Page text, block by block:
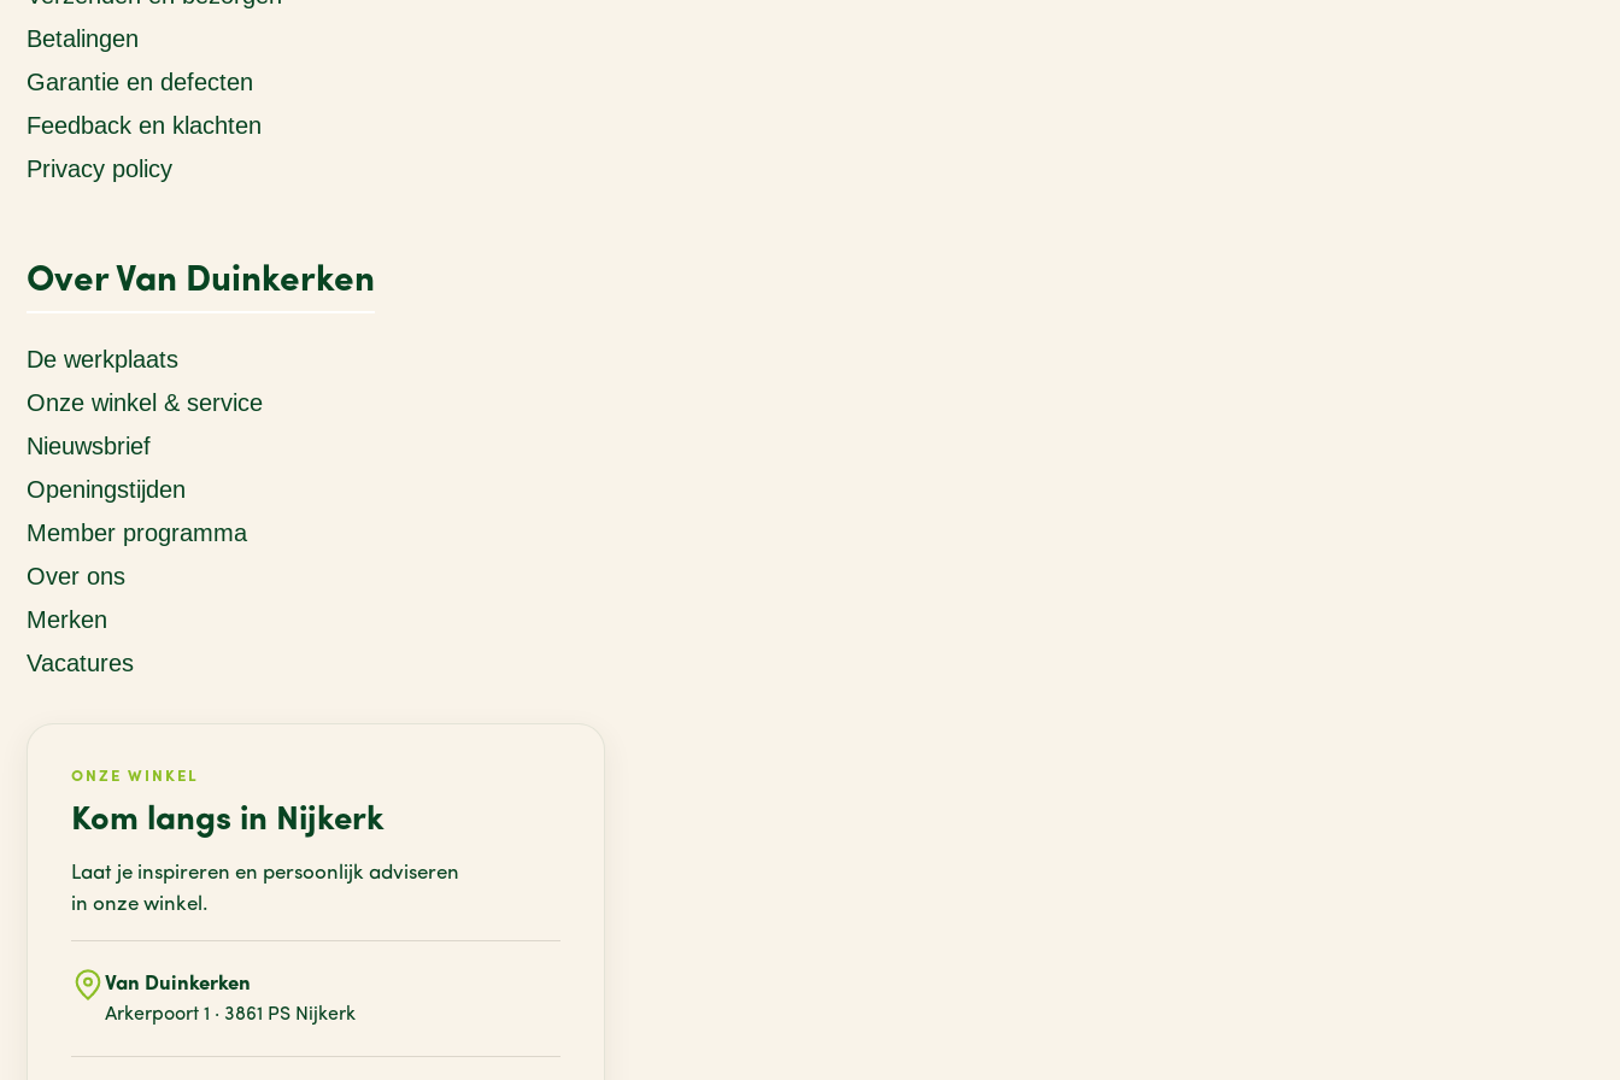
Betalingen
Garantie en defecten
Feedback en klachten
Privacy policy
Over Van Duinkerken
De werkplaats
Onze winkel & service
Nieuwsbrief
Openingstijden
Member programma
Over ons
Merken
Vacatures
ONZE WINKEL
Kom langs in Nijkerk
Laat je inspireren en persoonlijk adviseren
in onze winkel.
Van Duinkerken
Arkerpoort 1 · 3861 PS Nijkerk